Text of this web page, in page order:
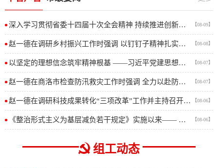
【08-09】
深入学习贯彻省委十四届十次全会精神 持续推进创新共进 不断催生新质生产力
【08-08】
赵一德在调研乡村振兴工作时强调 以钉钉子精神扎实推进乡村全面振兴 努力让农民群众过上更加美好的生活
【08-07】
以坚定的理想信念筑牢精神根基 ——习近平党建思想理论品格系列述评之一
【08-07】
赵一德在商洛市检查防汛救灾工作时强调 全力以赴防大汛抢大险救大灾 切实保障人民群众生命财产安全
【08-06】
赵一德在调研科技成果转化“三项改革”工作并主持召开座谈会时强调 持续推进“三项改革”拓面提质增效 推动科技创造力加速向现实生产力转化
【08-06】
《整治形式主义为基层减负若干规定》实施以来—— 除作风之弊 兴实干之风
组工动态